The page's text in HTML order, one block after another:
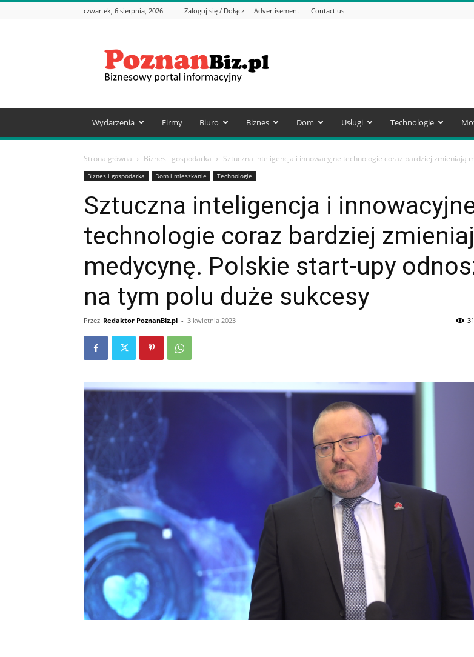
czwartek, 6 sierpnia, 2026 Zaloguj się / Dołącz Advertisement Contact us
–
Informacje
biznesowe
Wydarzenia Firmy Biuro Biznes Dom Usługi Technologie
Strona główna Biznes i gospodarka Sztuczna inteligencja i innowacyjne technologie coraz bardziej zmieniają
Biznes i gospodarka Dom i mieszkanie Technologie
Sztuczna inteligencja i
technologie coraz bardziej
medycynę. Polskie start-upy
na tym polu duże sukcesy
Przez Redaktor PoznanBiz.pl - 3 kwietnia 2023